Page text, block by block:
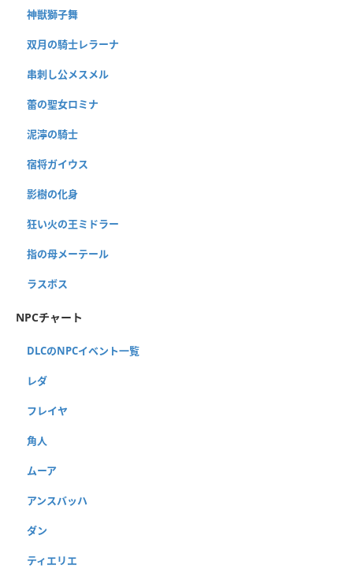
神獣獅子舞
双月の騎士レラーナ
串刺し公メスメル
蕾の聖女ロミナ
泥濘の騎士
宿将ガイウス
影樹の化身
狂い火の王ミドラー
指の母メーテール
ラスボス
NPCチャート
DLCのNPCイベント一覧
レダ
フレイヤ
角人
ムーア
アンスバッハ
ダン
ティエリエ